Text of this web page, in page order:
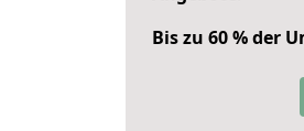
Bis zu 60 % der